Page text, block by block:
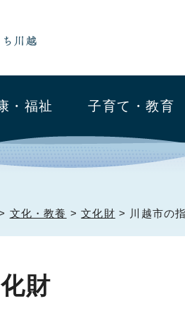
・福祉 子育て・教育
文化・教養 >文化財 > 川越市の
財